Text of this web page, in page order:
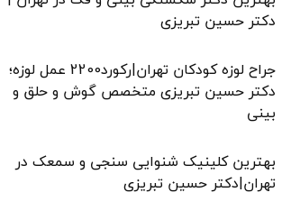
دکتر حسین تبریزی
جراح لوزه کودکان تهران|رکورد2200 عمل لوزه؛
دکتر حسین تبریزی متخصص گوش و حلق و
بینی
بهترین کلینیک شنوایی سنجی و سمعک در
تهران|دکتر حسین تبریزی